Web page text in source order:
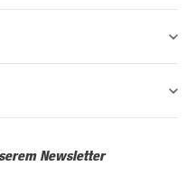
Newsletter